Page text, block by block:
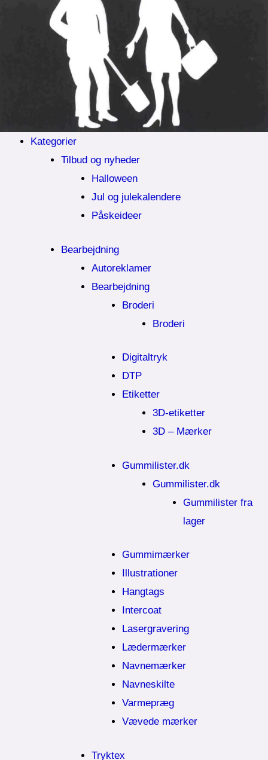
Kategorier
Tilbud og nyheder
Halloween
Jul og julekalendere
Påskeideer
Bearbejdning
Autoreklamer
Bearbejdning
Broderi
Broderi
Digitaltryk
DTP
Etiketter
3D-etiketter
3D – Mærker
Gummilister.dk
Gummilister.dk
Gummilister fra
lager
Gummimærker
Illustrationer
Hangtags
Intercoat
Lasergravering
Lædermærker
Navnemærker
Navneskilte
Varmepræg
Vævede mærker
Tryktex